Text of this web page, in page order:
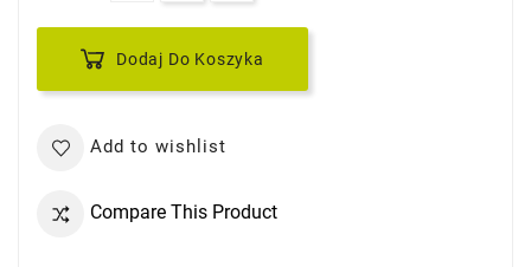
Dodaj Do Koszyka
Add to wishlist
Compare This Product